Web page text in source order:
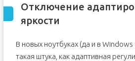
Отключение
яркости
В новых ноутбуках (да и в
такая штука, как адаптивная